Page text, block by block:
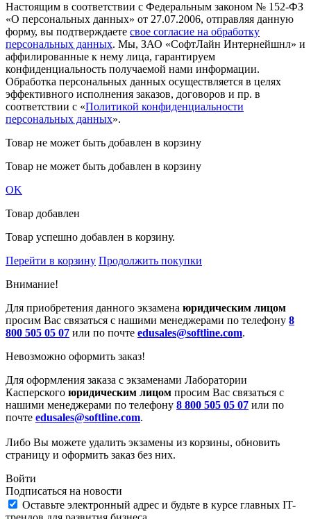
Настоящим в соответствии с Федеральным законом № 152-ФЗ
«О персональных данных» от 27.07.2006, отправляя данную
форму, вы подтверждаете свое согласие на обработку
персональных данных. Мы, ЗАО «СофтЛайн Интернейшнл» и
аффилированные к нему лица, гарантируем
конфиденциальность получаемой нами информации.
Обработка персональных данных осуществляется в целях
эффективного исполнения заказов, договоров и пр. в
соответствии с «Политикой конфиденциальности
персональных данных».
Товар не может быть добавлен в корзину
Товар не может быть добавлен в корзину
OK
Товар добавлен
Товар успешно добавлен в корзину.
Перейти в корзину Продолжить покупки
Внимание!
Для приобретения данного экзамена юридическим лицом
просим Вас связаться с нашими менеджерами по телефону 8
800 505 05 07 или по почте edusales@softline.com.
Невозможно оформить заказ!
Для оформления заказа с экзаменами Лаборатории
Касперского юридическим лицом просим Вас связаться с
нашими менеджерами по телефону 8 800 505 05 07 или по
почте edusales@softline.com.
Либо Вы можете удалить экзамены из корзины, обновить
страницу и оформить заказ без них.
Войти
Подписаться на новости
Оставьте электронный адрес и будьте в курсе главных IT-